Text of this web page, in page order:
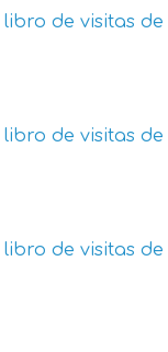
libro de visitas de
libro de visitas de
libro de visitas de